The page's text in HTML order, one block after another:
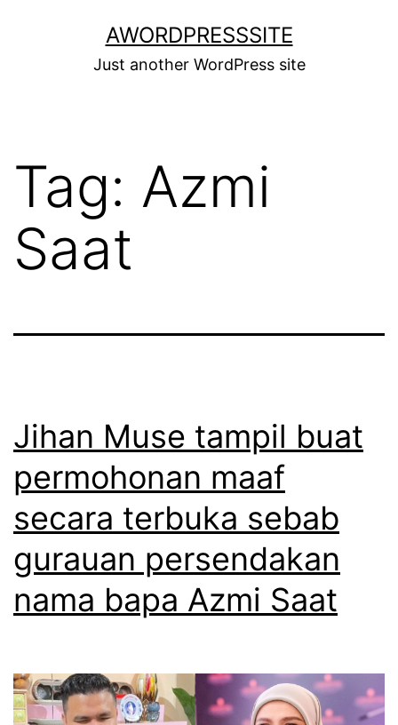
AWORDPRESSSITE
Just another WordPress site
Tag: Azmi
Saat
Jihan Muse tampil buat
permohonan maaf
secara terbuka sebab
gurauan persendakan
nama bapa Azmi Saat